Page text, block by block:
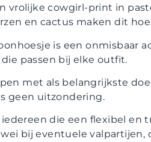
vrolijke cowgirl-print in
en cactus maken dit
is een onmisbaar
passen bij elke outfit.
met als belangrijkste
geen uitzondering.
die een flexibel
bij eventuele